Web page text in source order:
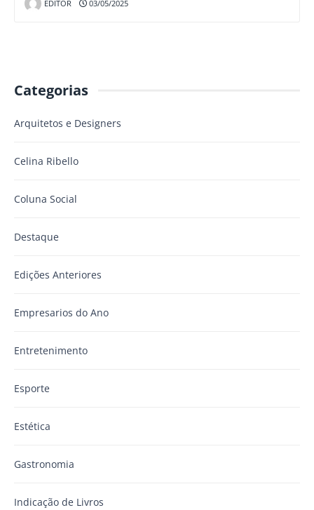
EDITOR 03/05/2025
Categorias
Arquitetos e Designers
Celina Ribello
Coluna Social
Destaque
Edições Anteriores
Empresarios do Ano
Entretenimento
Esporte
Estética
Gastronomia
Indicação de Livros